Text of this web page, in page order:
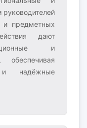
руководителей
и предметных
дают
и
обеспечивая
и надёжные